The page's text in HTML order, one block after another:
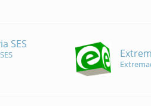
SES